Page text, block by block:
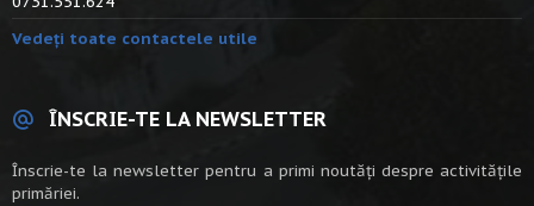
Vedeți toate contactele utile
ÎNSCRIE-TE LA NEWSLETTER
Înscrie-te la newsletter pentru a primi noutăți despre activitățile
primăriei.